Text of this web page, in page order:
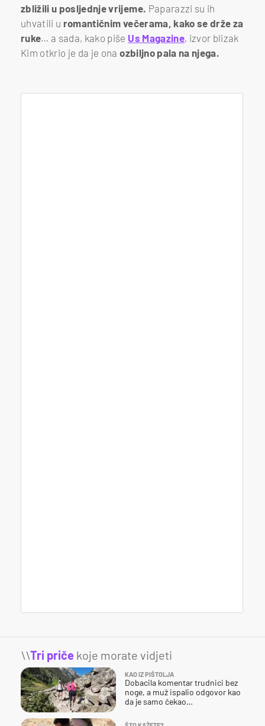
zbližili u posljednje vrijeme. Paparazzi su ih
uhvatili u romantičnim večerama, kako se drže za
ruke… a sada, kako piše Us Magazine, izvor blizak
Kim otkrio je da je onaozbiljno pala na njega.
\\Tri priče koje morate vidjeti
KAO IZ PIŠTOLJA
Dobacila komentar trudnici bez
noge, a muž ispalio odgovor kao
da je samo čekao…